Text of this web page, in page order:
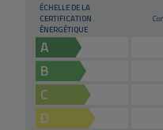
ÉCHELLE DE LA
CERTIFICATION
ÉNERGÉTIQUE
A
B
C
D